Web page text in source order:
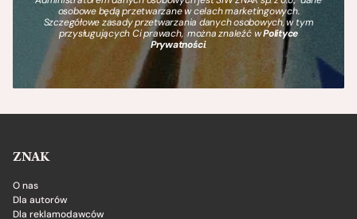
osobowe będą przetwarzane w celach marketingowych.
Szczegółowe zasady przetwarzania danych osobowych, w tym
przysługujących Ci prawach, można znaleźć wPolityce
Prywatności.
ZNAK
O nas
Dla autorów
Dla reklamodawców